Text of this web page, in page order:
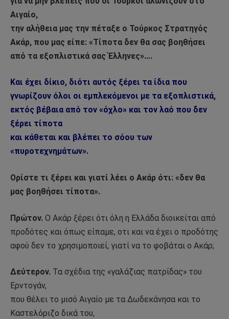
Αιγαίο,
την αλήθεια μας την πέταξε ο Τούρκος Στρατηγός
Ακάρ, που μας είπε: «Τίποτα δεν θα σας βοηθήσει
από τα εξοπλιστικά σας Έλληνες»….
Και έχει δίκιο, διότι αυτός ξέρει τα ίδια που
γνωρίζουν όλοι οι εμπλεκόμενοι με τα εξοπλιστικά,
εκτός βέβαια από τον «όχλο» και τον λαό που δεν
ξέρει τίποτα
και κάθεται και βλέπει το σόου των
«πυροτεχνημάτων».
Ορίστε τι ξέρει και γιατί λέει ο Ακάρ ότι: «δεν θα
μας βοηθήσει τίποτα».
Πρώτον. Ο Ακάρ ξέρει ότι όλη η Ελλάδα διοικείται από
προδότες και όπως είπαμε, οτι και να έχει ο προδότης
αφού δεν το χρησιμοποιεί, γιατί να το φοβάται ο Ακάρ;
Δεύτερον. Τα σχέδια της «γαλάζιας πατρίδας» του
Ερντογάν,
που θέλει το μισό Αιγαίο με τα Δωδεκάνησα και το
Καστελόριζο δικά του,